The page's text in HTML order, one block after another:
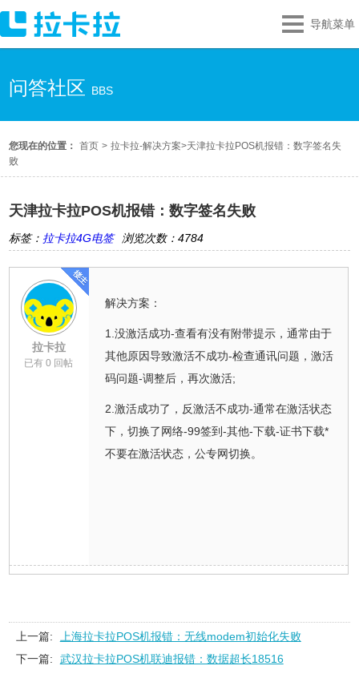
导航菜单
问答社区 BBS
您现在的位置： 首页 > 拉卡拉-解决方案>天津拉卡拉POS机报错：数字签名失
败
天津拉卡拉POS机报错：数字签名失败
标签： 拉卡拉4G电签 浏览次数：4784
拉卡拉
已有 0 回帖
解决方案：
1.没激活成功-查看有没有附带提示，通常由于
其他原因导致激活不成功-检查通讯问题，激活
码问题-调整后，再次激活;
2.激活成功了，反激活不成功-通常在激活状态
下，切换了网络-99签到-其他-下载-证书下载*
不要在激活状态，公专网切换。
上一篇:
上海拉卡拉POS机报错：无线modem初始化失败
下一篇:
武汉拉卡拉POS机联迪报错：数据超长18516